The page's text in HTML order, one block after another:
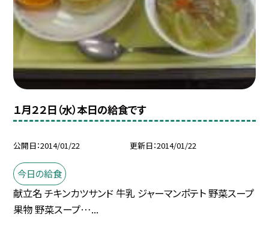
１月２２日（水）本日の給食です
公開日 2014/01/22 更新日 2014/01/22
今日の給食
献立名 チキンカツサンド 牛乳 ジャーマンポテト 野菜スープ
果物 野菜スープ…...